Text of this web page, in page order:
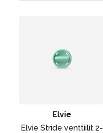
Elvie
Elvie Stride venttiilit 2-